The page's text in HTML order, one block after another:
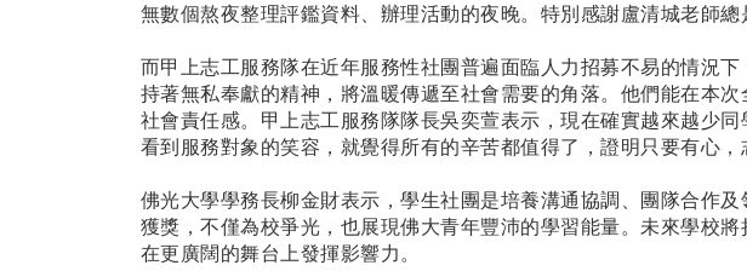
無數個熬夜整理評鑑資料、辦理活動的夜晚。特別感謝盧清城老師
而甲上志工服務隊在近年服務性社團普遍面臨人力招募不易的情況
持著無私奉獻的精神，將溫暖傳遞至社會需要的角落。他們能在本
社會責任感。甲上志工服務隊隊長吳奕萱表示，現在確實越來越少
看到服務對象的笑容，就覺得所有的辛苦都值得了，證明只要有心，
佛光大學學務長柳金財表示，學生社團是培養溝通協調、團隊合作
獲獎，不僅為校爭光，也展現佛大青年豐沛的學習能量。未來學校
在更廣闊的舞台上發揮影響力。